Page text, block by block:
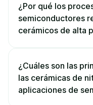
¿Por qué los
semiconductores
cerámicos de alta
¿Cuáles son las
las cerámicas de
aplicaciones de